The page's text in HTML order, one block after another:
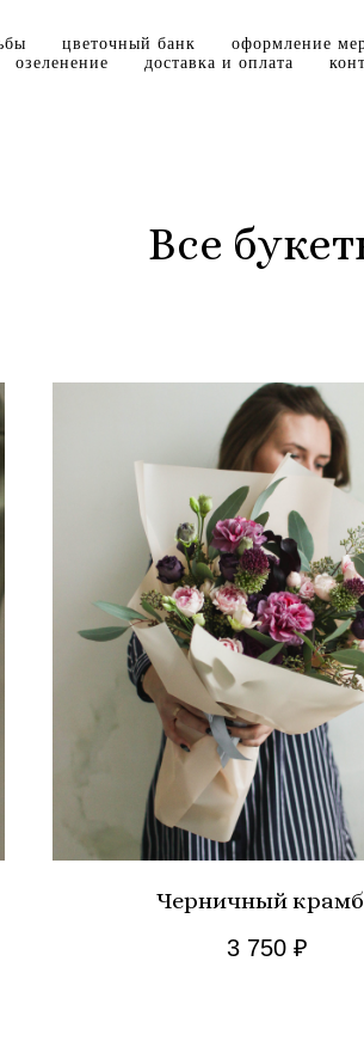
цветочный банк оформление
озеленение
доставка и оплата
Все
Черничный
3 750 ₽